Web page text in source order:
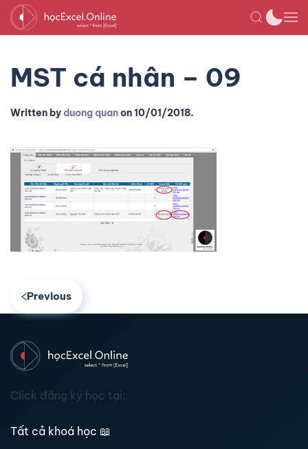
MST cá nhân – 09
Written byduong quanon10/01/2018.
Previous
Click đăng ký học tại:
Tất cả khoá học 📖